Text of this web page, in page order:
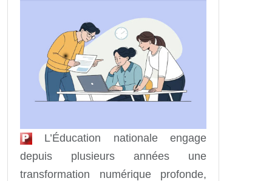
L’Éducation nationale engage
depuis plusieurs années une
transformation numérique profonde,